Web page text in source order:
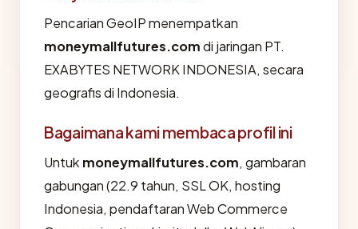
Pencarian GeoIP menempatkan
moneymallfutures.comdi jaringan PT.
EXABYTES NETWORK INDONESIA, secara
geografis di Indonesia.
Bagaimana kami membaca profil ini
Untuk moneymallfutures.com, gambaran
gabungan (22.9 tahun, SSL OK, hosting
Indonesia, pendaftaran Web Commerce